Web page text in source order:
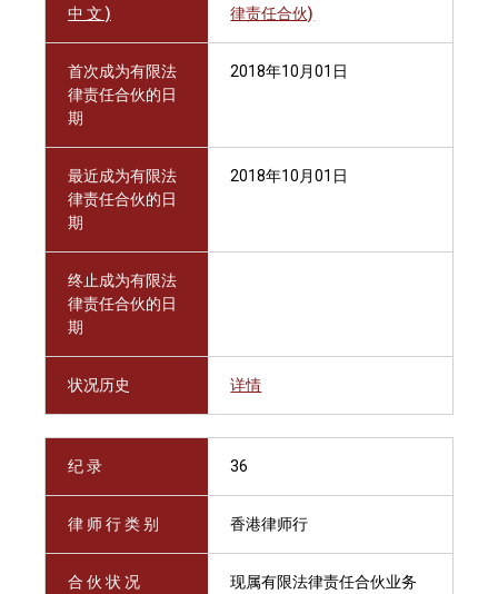
中 文 )
律责任合伙)
首次成为有限法
律责任合伙的日
期
2018年10月01日
最近成为有限法
律责任合伙的日
期
2018年10月01日
终止成为有限法
律责任合伙的日
期
状况历史 详情
纪 录 36
律 师 行 类 别 香港律师行
合 伙 状 况 现属有限法律责任合伙业务